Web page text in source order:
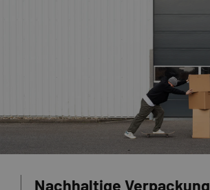
Nachhaltige Verpackung